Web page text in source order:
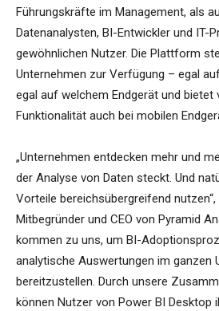
Führungskräfte im Management, als
Datenanalysten, BI-Entwickler und IT-
gewöhnlichen Nutzer. Die Plattform
Unternehmen zur Verfügung – egal
egal auf welchem Endgerät und bietet
Funktionalität auch bei mobilen
„Unternehmen entdecken mehr und
der Analyse von Daten steckt. Und
Vorteile bereichsübergreifend nutzen“,
Mitbegründer und CEO von Pyramid
kommen zu uns, um BI-
analytische Auswertungen im ganzen
bereitzustellen. Durch unsere
können Nutzer von Power BI Desktop